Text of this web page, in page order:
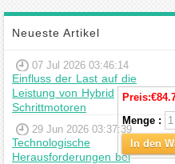
Neueste Artikel
07 Jul 2026 03:46:14
Einfluss der Last auf die
Leistung von Hybrid
Schrittmotoren
29 Jun 2026 03:37:39
Technologische
Herausforderungen bei
Preis:
Menge :
In den